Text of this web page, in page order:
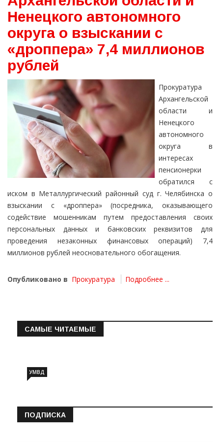
Ненецкого автономного
округа о взыскании с
«дроппера» 7,4 миллионов
рублей
Прокуратура
Архангельской
области и
Ненецкого
автономного
округа в
интересах
пенсионерки
обратился с
иском в Металлургический районный суд г. Челябинска о
взыскании с «дроппера» (посредника, оказывающего
содействие мошенникам путем предоставления своих
персональных данных и банковских реквизитов для
проведения незаконных финансовых операций) 7,4
миллионов рублей неосновательного обогащения.
Опубликовано в Прокуратура Подробнее ...
САМЫЕ ЧИТАЕМЫЕ
УМВД
ПОДПИСКА